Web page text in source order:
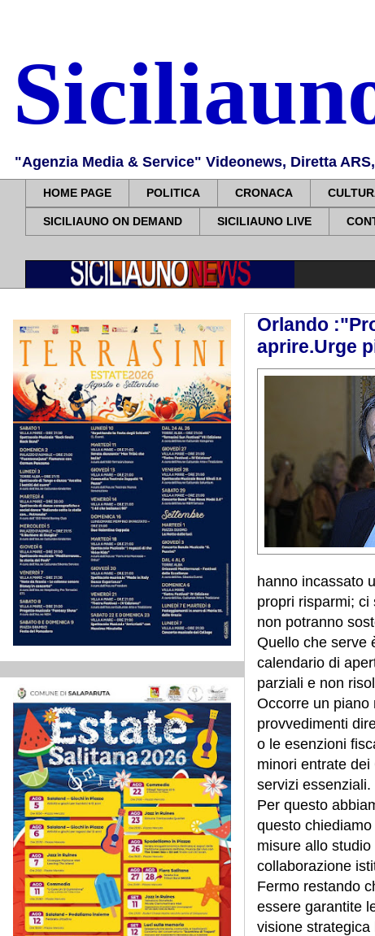
"Agenzia Media & Service" Videonews, Diretta
HOME PAGE POLITICA CRONACA
SICILIAUNO ON DEMAND SICILIAUNO LIVE
Orlando
aprire.Urge
hanno incassato
propri risparmi;
non potranno
Quello che serve
calendario di
parziali e non
Occorre un piano
provvedimenti
o le esenzioni
minori entrate
servizi essenziali.
Per questo
questo
misure allo
collaborazione
Fermo restando
essere garantite
visione